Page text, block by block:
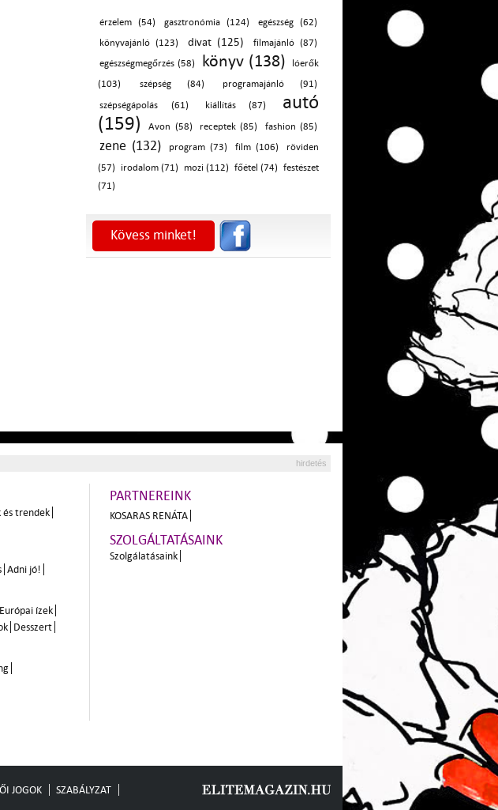
érzelem (54) gasztronómia (124)
egészség (62)
könyvajánló (123)
divat (125)
filmajánló (87)
egészségmegőrzés (58)
könyv (138)
lóerők
(103)
szépség (84) programajánló (91)
szépségápolás (61) kiállítás (87)
autó
(159)
Avon (58) receptek (85) fashion (85)
zene (132) program (73) film (106)
röviden
(57)
irodalom (71) mozi (112) főétel (74)
festészet
(71)
Kövess minket!
hirdetés
és trendek
Adni jó!
Európai ízek
Desszert
PARTNEREINK
KOSARAS RENÁTA
SZOLGÁLTATÁSAINK
Szolgálatásaink
JOGOK SZABÁLYZAT